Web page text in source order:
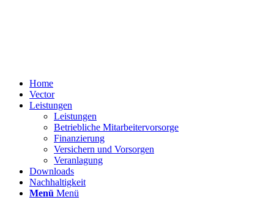
Home
Vector
Leistungen
Leistungen
Betriebliche Mitarbeitervorsorge
Finanzierung
Versichern und Vorsorgen
Veranlagung
Downloads
Nachhaltigkeit
Menü Menü